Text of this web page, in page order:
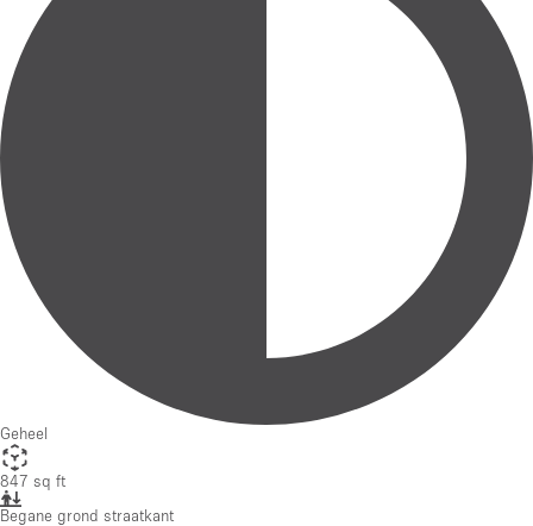
Geheel
847 sq ft
Begane grond straatkant